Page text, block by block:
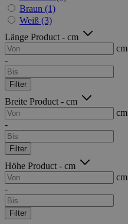
Braun (1)
Weiß (3)
Länge Product - cm
cm
-
Filter
Breite Product - cm
cm
-
Filter
Höhe Product - cm
cm
-
Filter